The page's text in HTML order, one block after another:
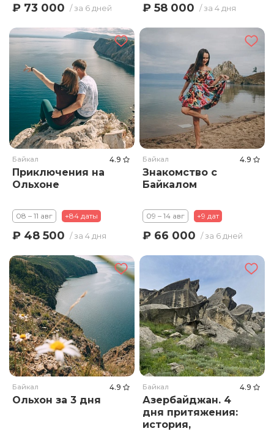
₽ 73 000 / за 6 дней ₽ 58 000 / за 4 дня
Байкал 4.9
Приключения на
Ольхоне
08 – 11 авг +84 даты
₽ 48 500 / за 4 дня
Байкал 4.9
Знакомство с
Байкалом
09 – 14 авг +9 дат
₽ 66 000 / за 6 дней
Байкал 4.9
Ольхон за 3 дня
Байкал 4.9
Азербайджан. 4
дня притяжения:
история,